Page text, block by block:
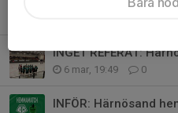
INGET REFERAT:
6 mar, 19:49 0
INFÖR: Härnösand